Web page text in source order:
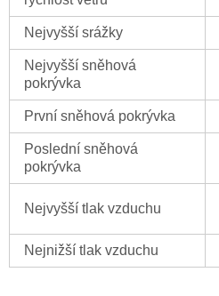
Nejvyšší srážky
Nejvyšší sněhová
pokrývka
První sněhová pokrývka
Poslední sněhová
pokrývka
Nejvyšší tlak vzduchu
Nejnižší tlak vzduchu